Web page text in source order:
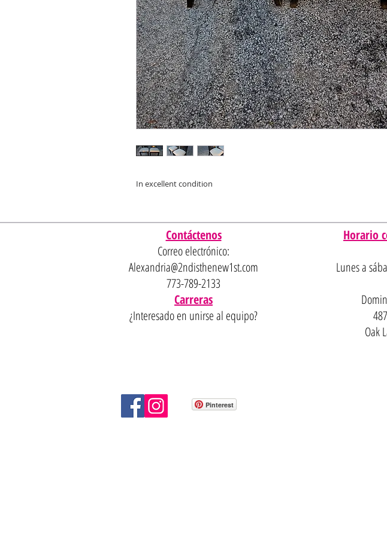
In excellent condition
Contáctenos
Correo electrónico:
Alexandria@2ndisthenew1st.com
773-789-2133
Carreras
¿Interesado en unirse al equipo?
Horario
Lunes a
Oak
Pinterest